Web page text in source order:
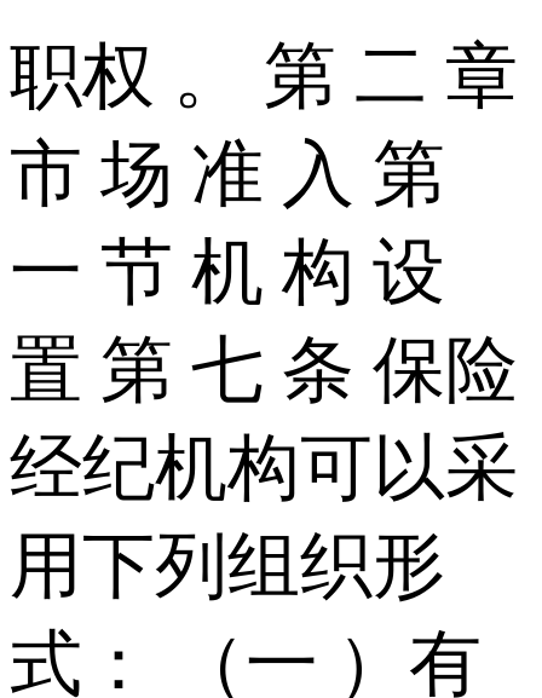
职权 。 第 二 章
市 场 准 入 第
一 节 机 构 设
置 第 七 条 保险
经纪机构可以采
用下列组织形
式： （一 ）有